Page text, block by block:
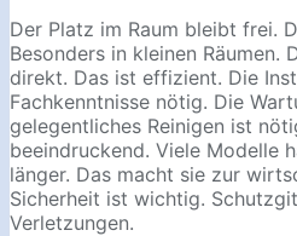
Der Platz im Raum bleibt frei.
Besonders in kleinen Räumen.
direkt. Das ist effizient. Die
Fachkenntnisse nötig. Die
gelegentliches Reinigen ist
beeindruckend. Viele Modelle
länger. Das macht sie zur
Sicherheit ist wichtig.
Verletzungen.